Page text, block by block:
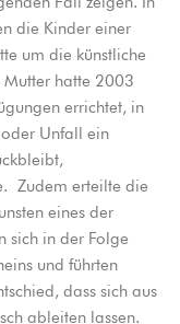
die Kinder einer
um die künstliche
hatte 2003
errichtet, in
Unfall ein
Zudem erteilte die
eines der
sich in der Folge
und führten
dass sich aus
ableiten lassen.